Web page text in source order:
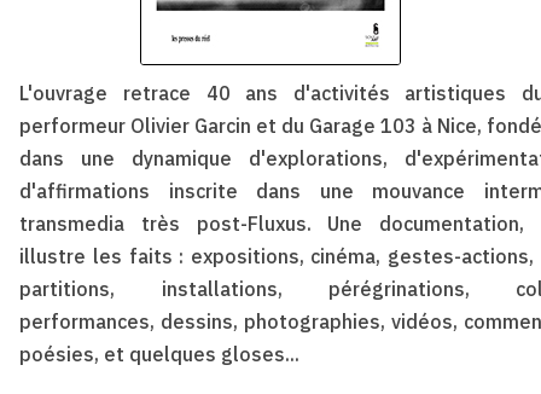
L'ouvrage retrace 40 ans d'activités artistiques
performeur Olivier Garcin et du Garage 103 à Nice,
dans une dynamique d'explorations,
d'affirmations inscrite dans une mouvance
transmedia très post-Fluxus. Une documentation,
illustre les faits : expositions, cinéma, gestes-actions,
partitions, installations, pérégrinations,
performances, dessins, photographies, vidéos,
poésies, et quelques gloses...